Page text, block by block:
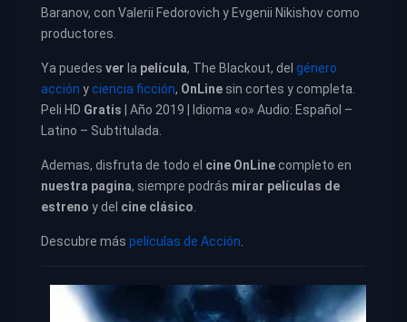
Baranov, con Valerii Fedorovich y Evgenii Nikishov como
productores.
Ya puedes ver la película, The Blackout, del género
acción yciencia ficción, OnLine sin cortes y completa.
Peli HD Gratis | Año 2019 | Idioma «o» Audio: Español –
Latino – Subtitulada.
Ademas, disfruta de todo el cine OnLinecompleto en
nuestra pagina, siempre podrás mirar películas de
estreno y del cine clásico
Descubre más películas de Acción